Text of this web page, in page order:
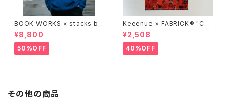
BOOK WORKS × stacks bo
okstore "Jimbocho Beat Li
brary zip up hood"
¥8,800
50%OFF
Keeenue × FABRICK®︎ "CO
MPACT SHOPPING BAG" st
acks Exclusive model
¥2,508
40%OFF
その他の商品